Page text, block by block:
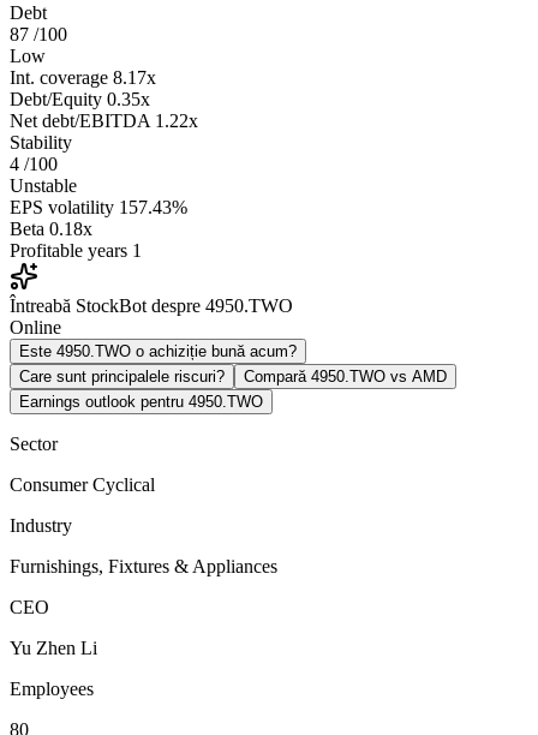
Debt
87 /100
Low
Int. coverage 8.17x
Debt/Equity 0.35x
Net debt/EBITDA 1.22x
Stability
4 /100
Unstable
EPS volatility 157.43%
Beta 0.18x
Profitable years 1
Întreabă StockBot despre 4950.TWO
Online
Este 4950.TWO o achiziție bună acum?
Care sunt principalele riscuri?
Compară 4950.TWO vs AMD
Earnings outlook pentru 4950.TWO
Sector
Consumer Cyclical
Industry
Furnishings, Fixtures & Appliances
CEO
Yu Zhen Li
Employees
80